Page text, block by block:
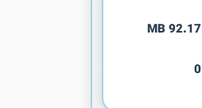
92.17 MB
0